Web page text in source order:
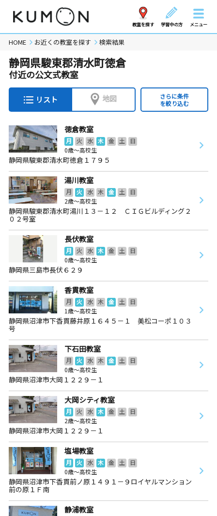
教室を探す 学習中の方 メニュー
HOME お近くの教室を探す 検索結果
静岡県駿東郡清水町徳倉
付近の公文式教室
リスト 地図
さらに条件
を絞り込む
徳倉教室
月 火 水 木 金 土
日
0歳～高校生
静岡県駿東郡清水町徳倉１７９５
湯川教室
月 火 水 木 金 土
日
2歳～高校生
静岡県駿東郡清水町湯川１３－１２ ＣＩＧビルディング２
０２号室
長伏教室
月 火 水 木 金 土
日
0歳～高校生
静岡県三島市長伏６２９
香貫教室
月 火 水 木 金 土
日
1歳～高校生
静岡県沼津市下香貫藤井原１６４５－１ 美松コーポ１０３
号
下石田教室
月 火 水 木 金 土
日
0歳～高校生
静岡県沼津市大岡１２２９－１
大岡シティ教室
月 火 水 木 金 土
日
2歳～高校生
静岡県沼津市大岡１２２９－１
塩場教室
月 火 水 木 金 土
日
0歳～高校生
静岡県沼津市下香貫前ノ原１４９１－９ロイヤルマンション
前の原１Ｆ南
静浦教室